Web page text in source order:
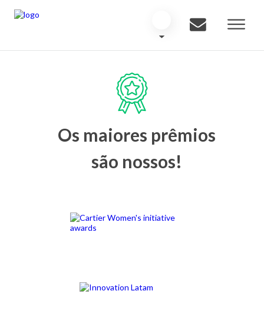
Os maiores prêmios
são nossos!